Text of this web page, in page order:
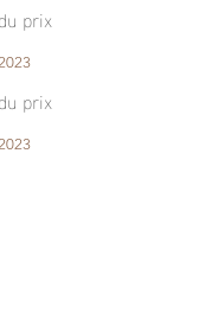
prix
prix